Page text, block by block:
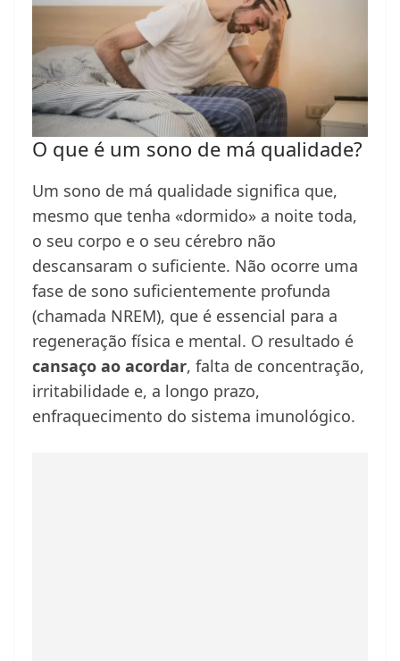
O que é um sono de má qualidade?
Um sono de má qualidade significa que,
mesmo que tenha «dormido» a noite toda,
o seu corpo e o seu cérebro não
descansaram o suficiente. Não ocorre uma
fase de sono suficientemente profunda
(chamada NREM), que é essencial para a
regeneração física e mental. O resultado é
cansaço ao acordar, falta de concentração,
irritabilidade e, a longo prazo,
enfraquecimento do sistema imunológico.